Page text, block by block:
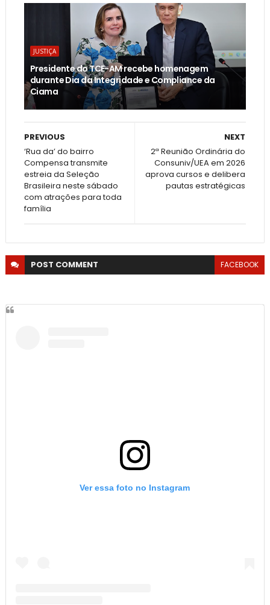
JUSTIÇA
Presidente do TCE-AM recebe homenagem
durante Dia da Integridade e Compliance da
Ciama
NEXT
2ª Reunião Ordinária do
Consuniv/UEA em 2026
aprova cursos e delibera
pautas estratégicas
PREVIOUS
‘Rua da’ do bairro
Compensa transmite
estreia da Seleção
Brasileira neste sábado
com atrações para toda
família
POST COMMENT FACEBOOK
Ver essa foto no Instagram